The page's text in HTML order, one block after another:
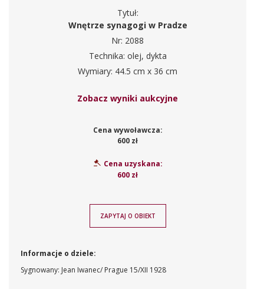
Tytuł:
Wnętrze synagogi w Pradze
Nr: 2088
Technika: olej, dykta
Wymiary: 44.5 cm x 36 cm
Zobacz wyniki aukcyjne
Cena wywoławcza:
600 zł
Cena uzyskana:
600 zł
ZAPYTAJ O OBIEKT
Informacje o dziele:
Sygnowany: Jean Iwanec/ Prague 15/XII 1928